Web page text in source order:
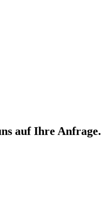
auf Ihre Anfrage.